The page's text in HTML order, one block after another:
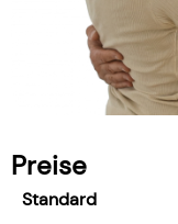
Preise
Standard